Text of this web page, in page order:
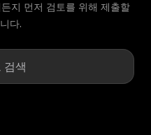
지 먼저 검토를 위해 제출할
다.